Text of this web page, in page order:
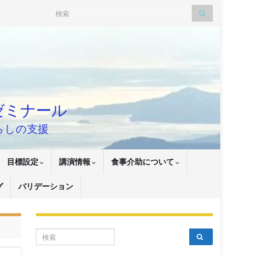
Search for:
ミナール
しの支援
目標設定 講演情報 食事介助について
バリデーション
Search for: